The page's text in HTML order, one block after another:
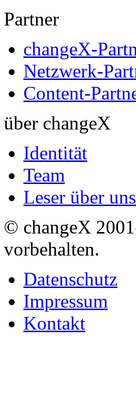
Partner
changeX-
Netzwerk-
Content-
über changeX
Identität
Team
Leser über uns
© changeX
vorbehalten.
Datenschutz
Impressum
Kontakt